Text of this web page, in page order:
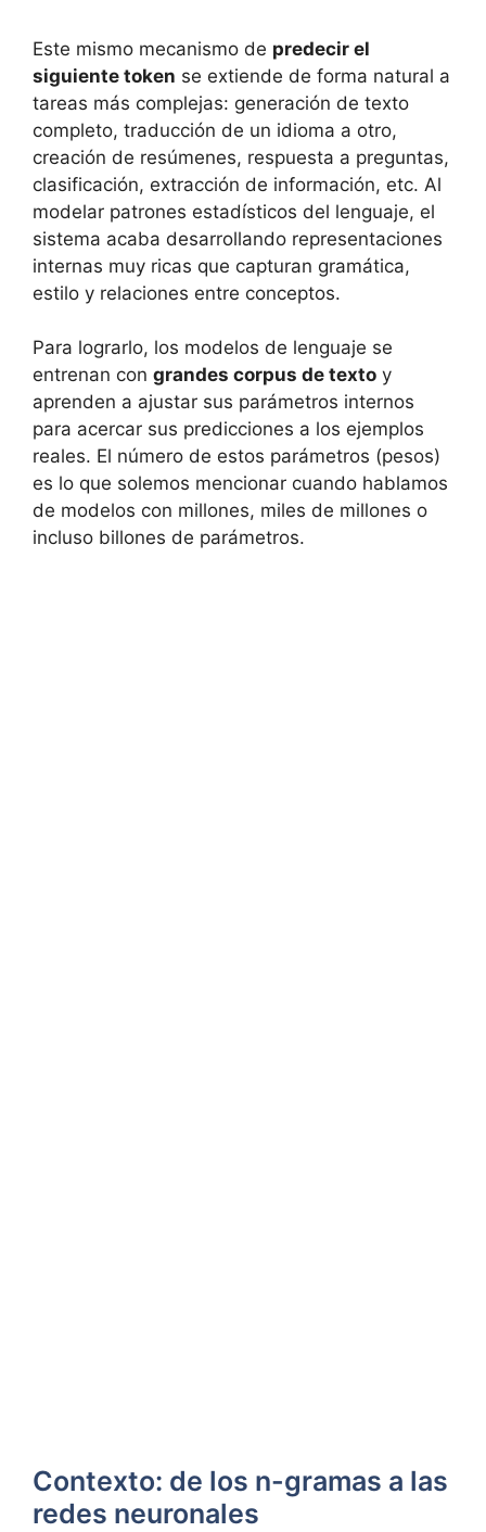
Este mismo mecanismo de predecir el
siguiente token se extiende de forma natural a
tareas más complejas: generación de texto
completo, traducción de un idioma a otro,
creación de resúmenes, respuesta a preguntas,
clasificación, extracción de información, etc. Al
modelar patrones estadísticos del lenguaje, el
sistema acaba desarrollando representaciones
internas muy ricas que capturan gramática,
estilo y relaciones entre conceptos.
Para lograrlo, los modelos de lenguaje se
entrenan con grandes corpus de texto y
aprenden a ajustar sus parámetros internos
para acercar sus predicciones a los ejemplos
reales. El número de estos parámetros (pesos)
es lo que solemos mencionar cuando hablamos
de modelos con millones, miles de millones o
incluso billones de parámetros.
Contexto: de los n-gramas a las
redes neuronales